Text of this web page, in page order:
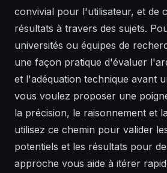
convivial pour l'utilisateur, et de
résultats à travers des sujets.
universités ou équipes de
une façon pratique d'évaluer
et l'adéquation technique avant
vous voulez proposer une
la précision, le raisonnement et
utilisez ce chemin pour valider
potentiels et les résultats pour
approche vous aide à itérer